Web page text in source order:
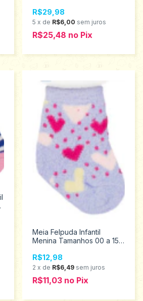
0300981
R$29,98
5 x de R$6,00 sem juros
R$25,48 no Pix
Meia Felpuda Infantil
Menina Tamanhos 00 a 15 -
R$12,98
2 x de R$6,49 sem juros
R$11,03 no Pix